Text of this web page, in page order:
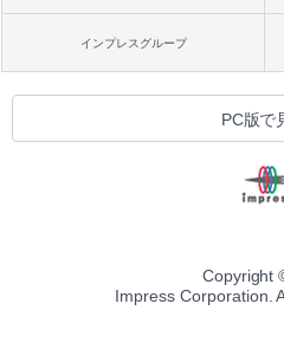
インプレスグループ
PC版で
Copyright
Impress Corporation.